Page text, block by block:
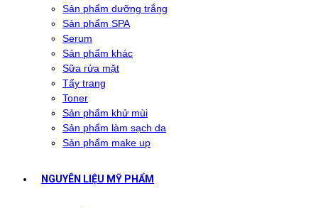
Sản phẩm dưỡng trắng
Sản phẩm SPA
Serum
Sản phẩm khác
Sữa rửa mặt
Tẩy trang
Toner
Sản phẩm khử mùi
Sản phẩm làm sạch da
Sản phẩm make up
NGUYÊN LIỆU MỸ PHẨM